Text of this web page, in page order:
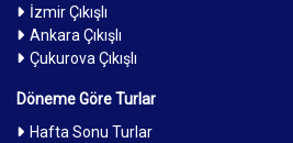
İzmir Çıkışlı
Ankara Çıkışlı
Çukurova Çıkışlı
Döneme Göre Turlar
Hafta Sonu Turlar